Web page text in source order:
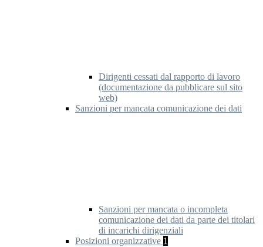
Dirigenti cessati dal rapporto di lavoro
(documentazione da pubblicare sul sito
web)
Sanzioni per mancata comunicazione dei dati
Sanzioni per mancata o incompleta
comunicazione dei dati da parte dei titolari
di incarichi dirigenziali
Posizioni organizzative 1